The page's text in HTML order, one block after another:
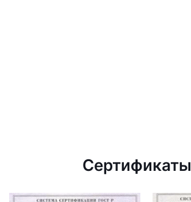
Сертификаты